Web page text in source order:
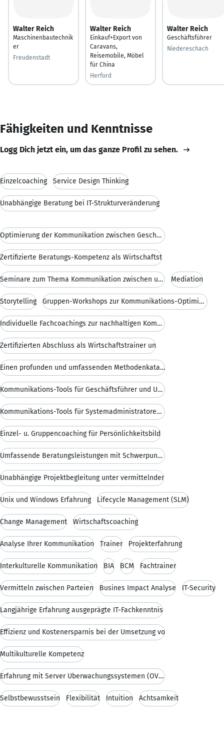
Walter Reich
Maschinenbautechnik
er
Freudenstadt
Walter Reich
Einkauf+Export von
Caravans,
Reisemobile, Möbel
für China
Herford
Walter Reich
Geschäftsführer
Niedereschach
Fähigkeiten und Kenntnisse
Logg Dich jetzt ein, um das ganze Profil zu sehen.
Einzelcoaching Service Design Thinking
Unabhängige Beratung bei IT-Strukturveränderung
Optimierung der Kommunikation zwischen Geschäftsfü
Zertifizierte Beratungs-Kompetenz als Wirtschaftst
Seminare zum Thema Kommunikation zwischen untersch Mediation
Storytelling Gruppen-Workshops zur Kommunikations-Optimierung
Individuelle Fachcoachings zur nachhaltigen Kommun
Zertifizierten Abschluss als Wirtschaftstrainer un
Einen profunden und umfassenden Methodenkatalog
Kommunikations-Tools für Geschäftsführer und Unter
Kommunikations-Tools für Systemadministratoren und
Einzel- u. Gruppencoaching für Persönlichkeitsbild
Umfassende Beratungsleistungen mit Schwerpunkt kon
Unabhängige Projektbegleitung unter vermittelnder
Unix und Windows Erfahrung Lifecycle Management (SLM)
Change Management Wirtschaftscoaching
Analyse Ihrer Kommunikation Trainer Projekterfahrung
Interkulturelle Kommunikation BIA BCM Fachtrainer
Vermitteln zwischen Parteien Busines Impact Analyse IT-Security
Langjährige Erfahrung ausgeprägte IT-Fachkenntnis
Effizienz und Kostenersparnis bei der Umsetzung vo
Multikulturelle Kompetenz
Erfahrung mit Server Überwachungssystemen (OVO und
Selbstbewusstsein Flexibilität Intuition Achtsamkeit